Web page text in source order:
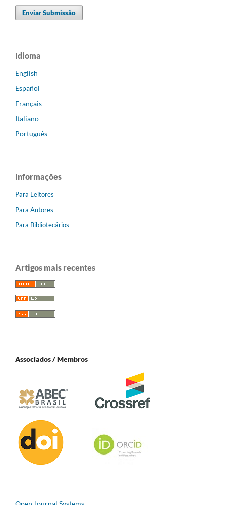
Enviar Submissão
Idioma
English
Español
Français
Italiano
Português
Informações
Para Leitores
Para Autores
Para Bibliotecários
Artigos mais recentes
Associados / Membros